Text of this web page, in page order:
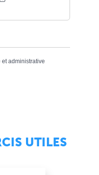
administrative
UTILES